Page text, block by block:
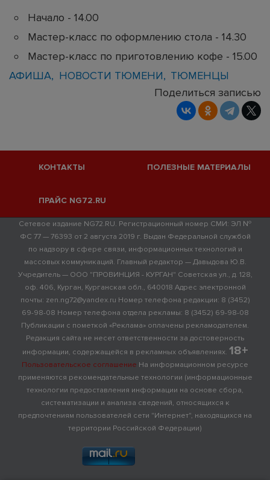
Начало - 14.00
Мастер-класс по оформлению стола - 14.30
Мастер-класс по приготовлению кофе - 15.00
АФИША
НОВОСТИ ТЮМЕНИ
ТЮМЕНЦЫ
Поделиться записью
КОНТАКТЫ ПОЛЕЗНЫЕ МАТЕРИАЛЫ
ПРАЙС NG72.RU
Сетевое издание NG72.RU. Регистрационный номер СМИ: ЭЛ №
ФС 77 — 76393 от 2 августа 2019 г. Выдан Федеральной службой
по надзору в сфере связи, информационных технологий и
массовых коммуникаций. Главный редактор — Давыдова Ю.В.
Учредитель — ООО "ПРОВИНЦИЯ - КУРГАН" Советская ул., д. 128,
оф. 406, Курган, Курганская обл., 640018 Адрес электронной
почты: zen.ng72@yandex.ru Номер телефона редакции: 8 (3452)
69-98-08 Номер телефона отдела рекламы: 8 (3452) 69-98-08
Публикации с пометкой «Реклама» оплачены рекламодателем.
Редакция сайта не несет ответственности за достоверность
информации, содержащейся в рекламных объявлениях. 18+
Пользовательское соглашение На информационном ресурсе
применяются рекомендательные технологии (информационные
технологии предоставления информации на основе сбора,
систематизации и анализа сведений, относящихся к
предпочтениям пользователей сети "Интернет", находящихся на
территории Российской Федерации)